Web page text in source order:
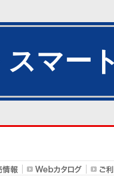
スマー